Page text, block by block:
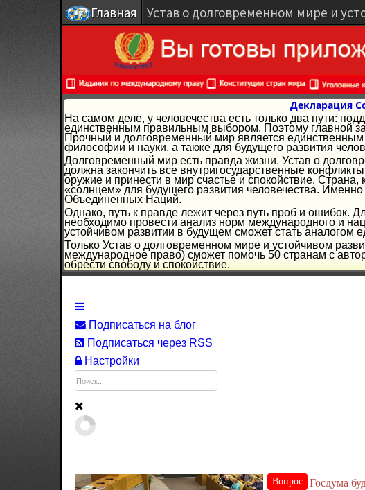
Главная Устав о долговременном мире и
Декларация
На самом деле, у человечества есть только два пути:
единственным правильным выбором. Поэтому главной
Прочный и долговременный мир является
философии и науки, а также для будущего развития
Долговременный мир есть правда жизни. Устав о
должна закончить все внутригосударственные
оружие и принести в мир счастье и спокойствие.
«солнцем» для будущего развития человечества.
Объединенных Наций.
Однако, путь к правде лежит через путь проб и ошибок.
необходимо провести анализ норм международного и
устойчивом развитии в будущем сможет стать аналогом
Только Устав о долговременном мире и устойчивом
международное право) сможет помочь 50 странам с
обрести свободу и спокойствие.
Подписаться на блог
Подписаться через RSS
Настройки
Вопрос Госдума